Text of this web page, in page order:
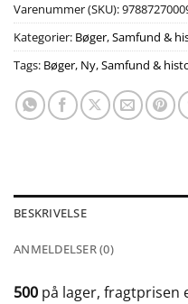
Varenummer (SKU):
Kategorier: Bøger,Samfund &
Tags: Bøger, Ny,Samfund &
BESKRIVELSE
ANMELDELSER (0)
500 på lager, fragtprisen